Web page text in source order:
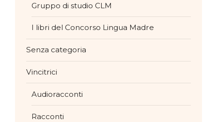
Gruppo di studio CLM
I libri del Concorso Lingua Madre
Senza categoria
Vincitrici
Audioracconti
Racconti